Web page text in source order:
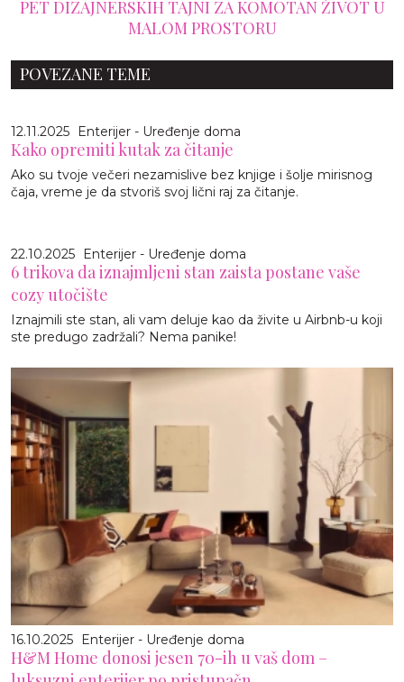
PET DIZAJNERSKIH TAJNI ZA KOMOTAN ŽIVOT U
MALOM PROSTORU
POVEZANE TEME
12.11.2025 Enterijer - Uređenje doma
Kako opremiti kutak za čitanje
Ako su tvoje večeri nezamislive bez knjige i šolje mirisnog
čaja, vreme je da stvoriš svoj lični raj za čitanje.
22.10.2025 Enterijer - Uređenje doma
6 trikova da iznajmljeni stan zaista postane vaše
cozy utočište
Iznajmili ste stan, ali vam deluje kao da živite u Airbnb-u koji
ste predugo zadržali? Nema panike!
16.10.2025 Enterijer - Uređenje doma
H&M Home donosi jesen 70-ih u vaš dom –